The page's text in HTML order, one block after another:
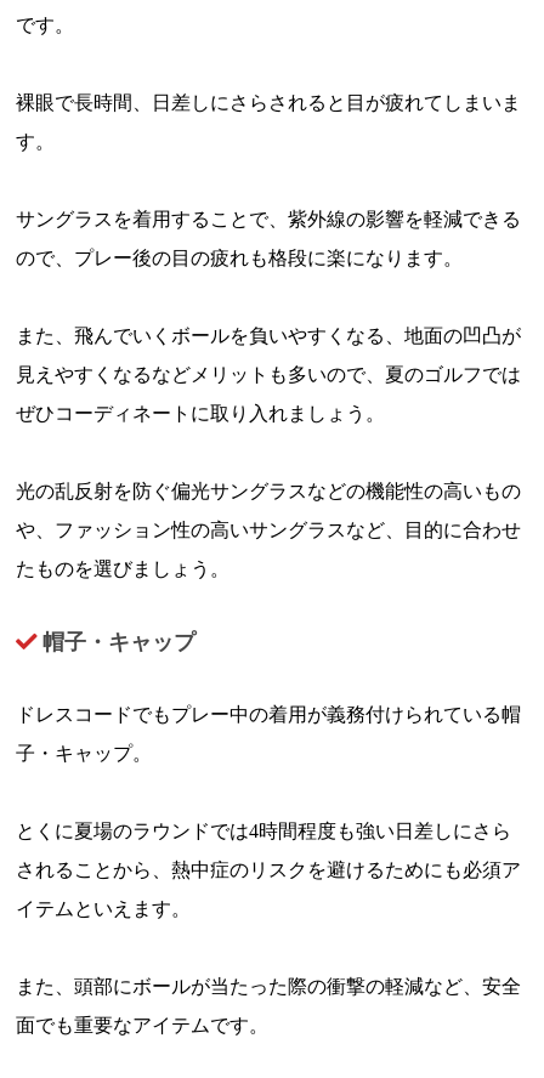
です。
裸眼で長時間、日差しにさらされると目が疲れてしまいま
す。
サングラスを着用することで、紫外線の影響を軽減できる
ので、プレー後の目の疲れも格段に楽になります。
また、飛んでいくボールを負いやすくなる、地面の凹凸が
見えやすくなるなどメリットも多いので、夏のゴルフでは
ぜひコーディネートに取り入れましょう。
光の乱反射を防ぐ偏光サングラスなどの機能性の高いもの
や、ファッション性の高いサングラスなど、目的に合わせ
たものを選びましょう。
帽子・キャップ
ドレスコードでもプレー中の着用が義務付けられている帽
子・キャップ。
とくに夏場のラウンドでは4時間程度も強い日差しにさら
されることから、熱中症のリスクを避けるためにも必須ア
イテムといえます。
また、頭部にボールが当たった際の衝撃の軽減など、安全
面でも重要なアイテムです。